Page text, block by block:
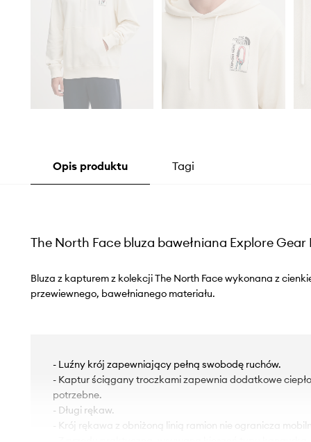
Opis produktu Tagi
The North Face bluza bawełniana Explore Gear
Bluza z kapturem z kolekcji The North Face wykonana z
przewiewnego, bawełnianego materiału.
- Luźny krój zapewniający pełną swobodę ruchów.
- Kaptur ściągany troczkami zapewnia dodatkowe
potrzebne.
- Długi rękaw.
- Krój rękawa z obniżoną linią ramion nie ogranicza